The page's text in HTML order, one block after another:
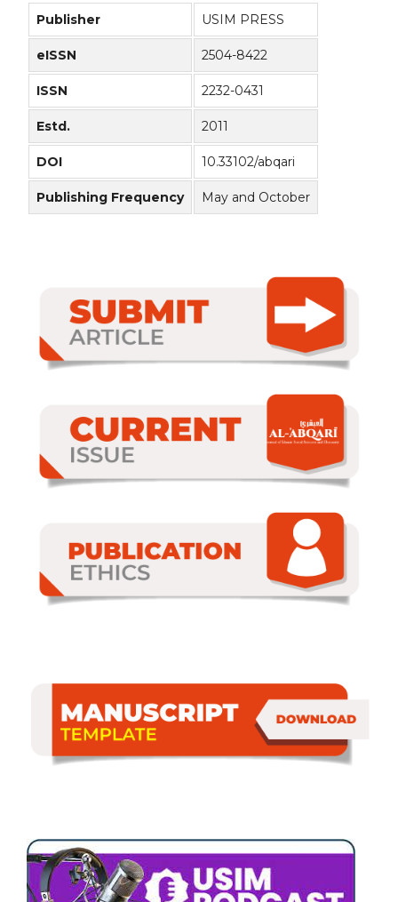
Publisher USIM PRESS
eISSN 2504-8422
ISSN 2232-0431
Estd. 2011
DOI 10.33102/abqari
Publishing Frequency May and October